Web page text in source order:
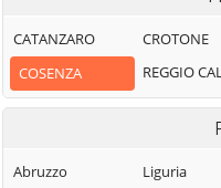
Aprigliano
Belmonte
Calabro
Belvedere
Piemontese
Lago
Laino Castello
CATANZARO
COSENZA
CROTONE
REGGIO
Abruzzo
Liguria